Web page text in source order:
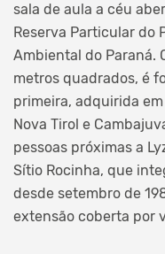
sala de aula a céu
Reserva Particular do
Ambiental do Paraná.
metros quadrados, é
primeira, adquirida
Nova Tirol e
pessoas próximas a
Sítio Rocinha, que
desde setembro de
extensão coberta por